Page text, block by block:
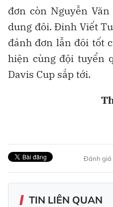
đơn còn Nguyễn
dung đôi. Đinh Viết
đánh đơn lẫn đôi tốt
hiện cùng đội tuyển
Davis Cup sắp tới.
Đánh giá
TIN LIÊN QUAN